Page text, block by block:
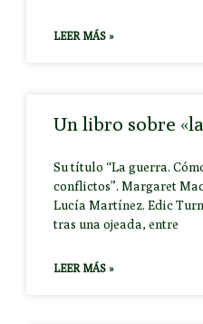
LEER MÁS »
Un libro sobre
Su título “La guerra.
conflictos”. Margaret
Lucía Martínez. Edic
tras una ojeada, entre
LEER MÁS »